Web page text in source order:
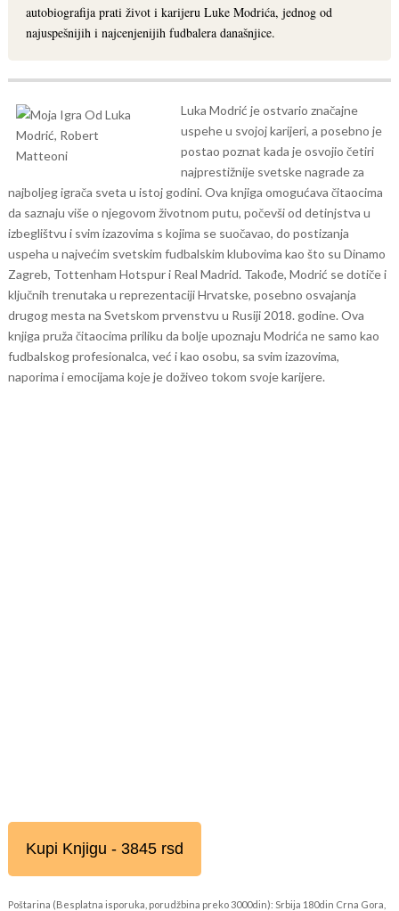
autobiografija prati život i karijeru Luke Modrića, jednog od
najuspešnijih i najcenjenijih fudbalera današnjice.
Luka Modrić je ostvario značajne
uspehe u svojoj karijeri, a posebno je
postao poznat kada je osvojio četiri
najprestižnije svetske nagrade za
najboljeg igrača sveta u istoj godini. Ova knjiga omogućava čitaocima
da saznaju više o njegovom životnom putu, počevši od detinjstva u
izbeglištvu i svim izazovima s kojima se suočavao, do postizanja
uspeha u najvećim svetskim fudbalskim klubovima kao što su Dinamo
Zagreb, Tottenham Hotspur i Real Madrid. Takođe, Modrić se dotiče i
ključnih trenutaka u reprezentaciji Hrvatske, posebno osvajanja
drugog mesta na Svetskom prvenstvu u Rusiji 2018. godine. Ova
knjiga pruža čitaocima priliku da bolje upoznaju Modrića ne samo kao
fudbalskog profesionalca, već i kao osobu, sa svim izazovima,
naporima i emocijama koje je doživeo tokom svoje karijere.
Kupi Knjigu - 3845 rsd
Poštarina (Besplatna isporuka, porudžbina preko 3000din): Srbija 180din Crna Gora,